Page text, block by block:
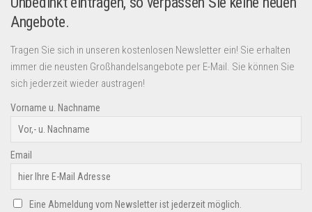
Angebote.
Tragen Sie sich in unseren kostenlosen Newsletter ein! Sie erhalten
immer die neusten Großhandelsangebote per E-Mail. Sie können Sie
sich jederzeit wieder austragen!
Vorname u. Nachname
Email
Eine Abmeldung vom Newsletter ist jederzeit möglich.